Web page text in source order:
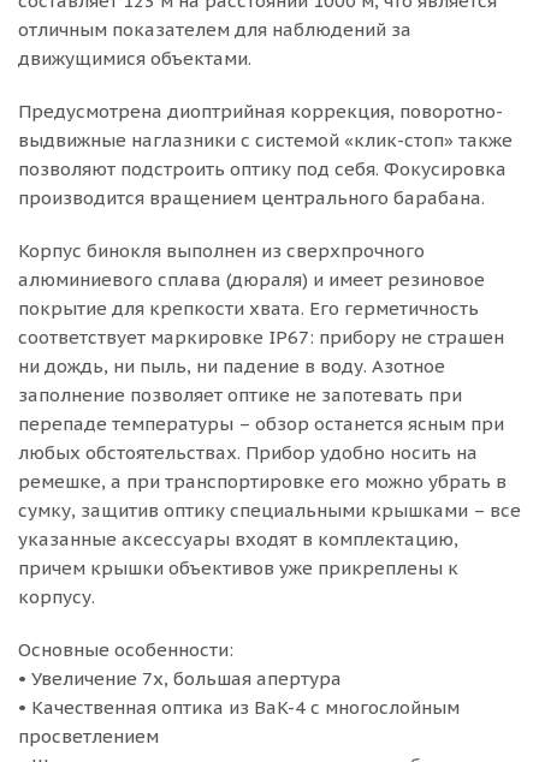
отличным показателем для наблюдений за
движущимися объектами.
Предусмотрена диоптрийная коррекция, поворотно-
выдвижные наглазники с системой «клик-стоп» также
позволяют подстроить оптику под себя. Фокусировка
производится вращением центрального барабана.
Корпус бинокля выполнен из сверхпрочного
алюминиевого сплава (дюраля) и имеет резиновое
покрытие для крепкости хвата. Его герметичность
соответствует маркировке IP67: прибору не страшен
ни дождь, ни пыль, ни падение в воду. Азотное
заполнение позволяет оптике не запотевать при
перепаде температуры – обзор останется ясным при
любых обстоятельствах. Прибор удобно носить на
ремешке, а при транспортировке его можно убрать в
сумку, защитив оптику специальными крышками – все
указанные аксессуары входят в комплектацию,
причем крышки объективов уже прикреплены к
корпусу.
Основные особенности:
• Увеличение 7x, большая апертура
• Качественная оптика из BaK-4 с многослойным
просветлением